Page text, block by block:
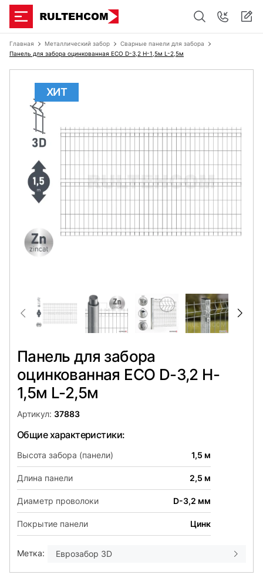
Главная Металлический забор
Сварные панели для забора
Панель для забора оцинкованная ECO D-3,2 H-1,5м L-2,5м
ХИТ
Панель для забора
оцинкованная ECO D-3,2 H-
1,5м L-2,5м
Артикул: 37883
Общие характеристики:
Высота забора (панели) 1,5 м
Длина панели 2,5 м
Диаметр проволоки D-3,2 мм
Покрытие панели Цинк
Метка: Еврозабор 3D